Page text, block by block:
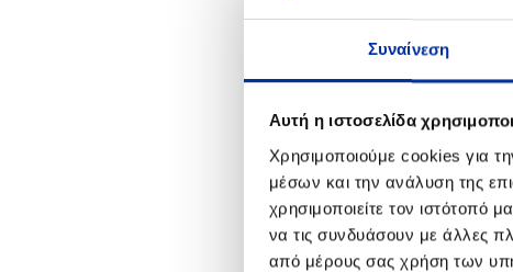
Συναίνεση
Αυτή η ιστοσελίδα
Χρησιμοποιούμε cookies για
μέσων και την ανάλυση της
χρησιμοποιείτε τον ιστότοπό
να τις συνδυάσουν με άλλες
από μέρους σας χρήση των
Ανακοίνωση
Ανακοίνωση
Ολοκλήρωση
Σχεδίου Διάσπασης
Διάθεση εγγράφων